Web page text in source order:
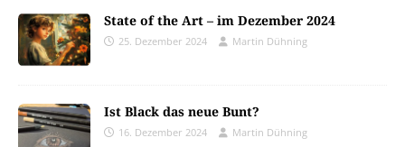
State of the Art – im Dezember 2024
25. Dezember 2024 Martin Dühning
Ist Black das neue Bunt?
16. Dezember 2024 Martin Dühning